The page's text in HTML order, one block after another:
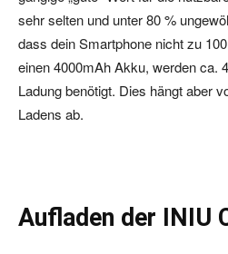
sehr selten und unter 80 %
dass dein Smartphone nicht zu
einen 4000mAh Akku, werden ca.
Ladung benötigt. Dies hängt aber
Ladens ab.
Aufladen der INIU